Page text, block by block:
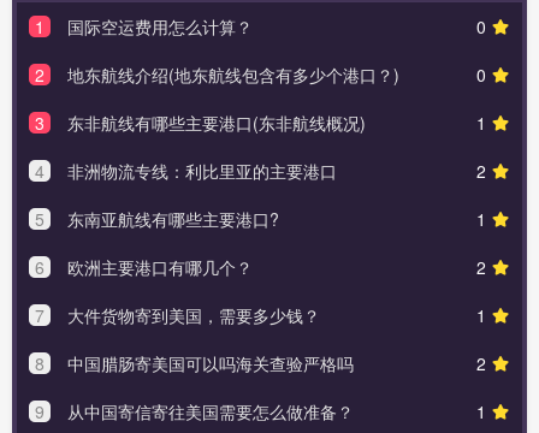
0
1
国际空运费用怎么计算？
0
2
地东航线介绍(地东航线包含有多少个港口？)
1
3
东非航线有哪些主要港口(东非航线概况)
2
4
非洲物流专线：利比里亚的主要港口
1
5
东南亚航线有哪些主要港口?
2
6
欧洲主要港口有哪几个？
1
7
大件货物寄到美国，需要多少钱？
2
8
中国腊肠寄美国可以吗海关查验严格吗
1
9
从中国寄信寄往美国需要怎么做准备？